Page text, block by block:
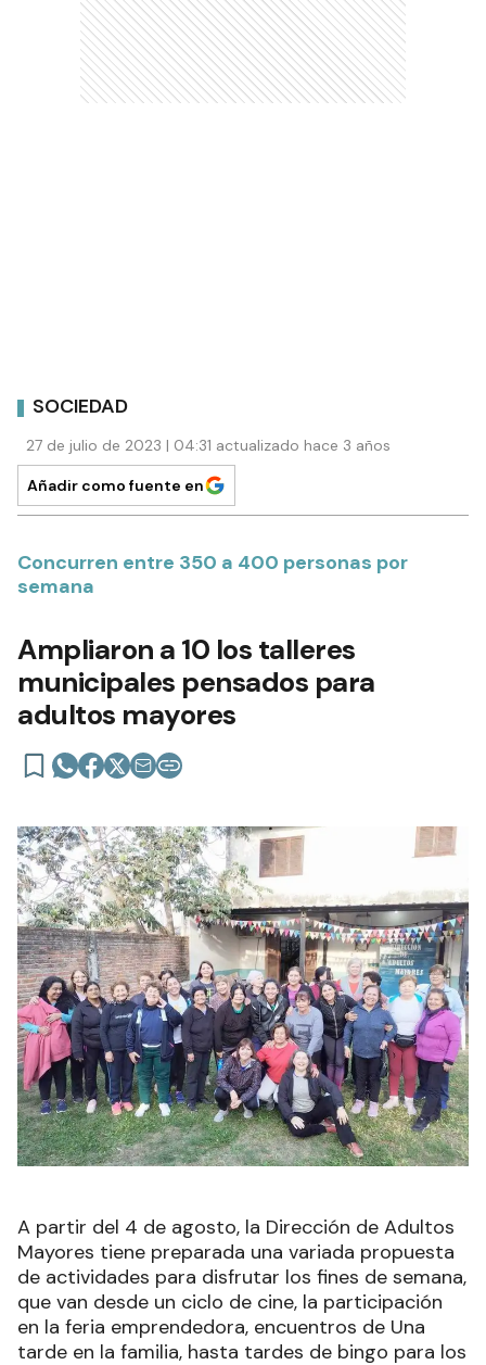
SOCIEDAD
27 de julio de 2023 | 04:31 actualizado hace 3 años
Añadir como fuente en
Concurren entre 350 a 400 personas por
semana
Ampliaron a 10 los talleres
municipales pensados para
adultos mayores
A partir del 4 de agosto, la Dirección de Adultos
Mayores tiene preparada una variada propuesta
de actividades para disfrutar los fines de semana,
que van desde un ciclo de cine, la participación
en la feria emprendedora, encuentros de Una
tarde en la familia, hasta tardes de bingo para los